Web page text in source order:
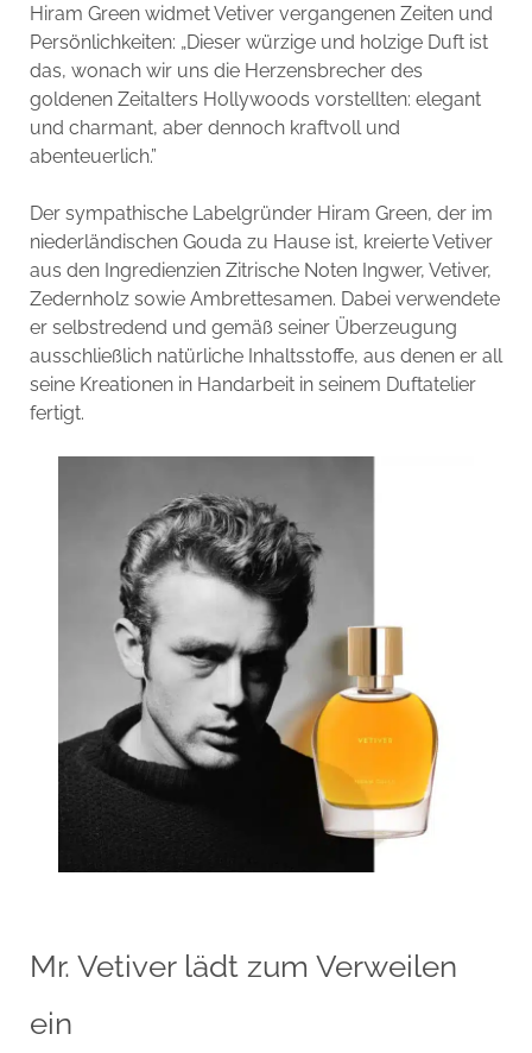
Hiram Green widmet Vetiver vergangenen Zeiten und
Persönlichkeiten: „Dieser würzige und holzige Duft ist
das, wonach wir uns die Herzensbrecher des
goldenen Zeitalters Hollywoods vorstellten: elegant
und charmant, aber dennoch kraftvoll und
abenteuerlich.”
Der sympathische Labelgründer Hiram Green, der im
niederländischen Gouda zu Hause ist, kreierte Vetiver
aus den Ingredienzien Zitrische Noten Ingwer, Vetiver,
Zedernholz sowie Ambrettesamen. Dabei verwendete
er selbstredend und gemäß seiner Überzeugung
ausschließlich natürliche Inhaltsstoffe, aus denen er all
seine Kreationen in Handarbeit in seinem Duftatelier
fertigt.
Mr. Vetiver lädt zum Verweilen
ein